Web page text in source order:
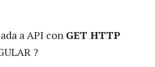
a API con GET HTTP
?